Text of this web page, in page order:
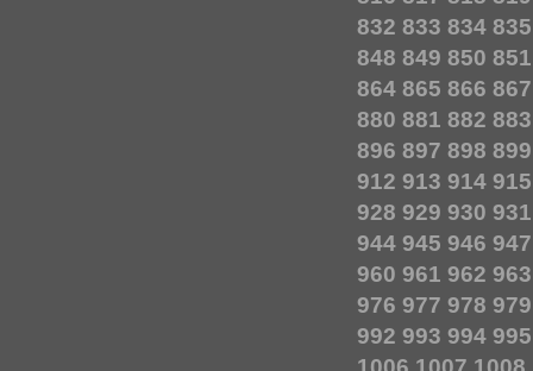
832 833 834 835
848 849 850 851
864 865 866 867
880 881 882 883
896 897 898 899
912 913 914 915
928 929 930 931
944 945 946 947
960 961 962 963
976 977 978 979
992 993 994 995